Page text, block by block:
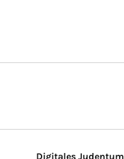
Digitales Judentum